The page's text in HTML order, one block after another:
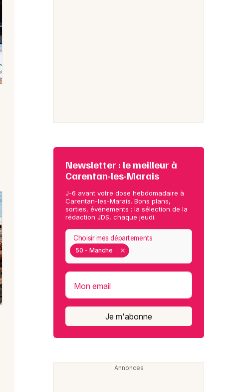
Newsletter : le meilleur à
Carentan-les-Marais
J-6 avant votre dose hebdomadaire à
Carentan-les-Marais. Bons plans,
sorties, événements : la sélection de la
rédaction JDS, chaque jeudi.
50 - Manche
Choisir mes départements
Mon email
Je m'abonne